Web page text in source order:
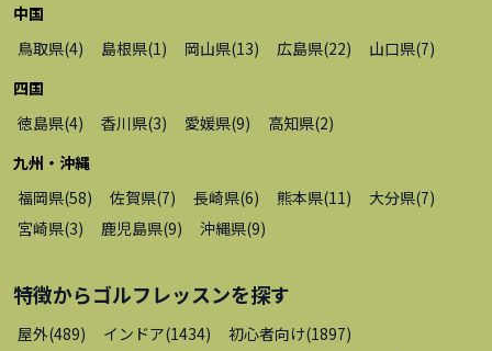
中国
鳥取県(4) 島根県(1 ) 岡山県(13) 広島県(22) 山口県(7)
四国
徳島県(4) 香川県(3) 愛媛県(9) 高知県(2)
九州・沖縄
福岡県(58) 佐賀県(7) 長崎県(6) 熊本県(11 ) 大分県(7)
宮崎県(3) 鹿児島県(9) 沖縄県(9)
特徴からゴルフレッスンを探す
屋外(489) インドア(1434) 初心者向け(1897)